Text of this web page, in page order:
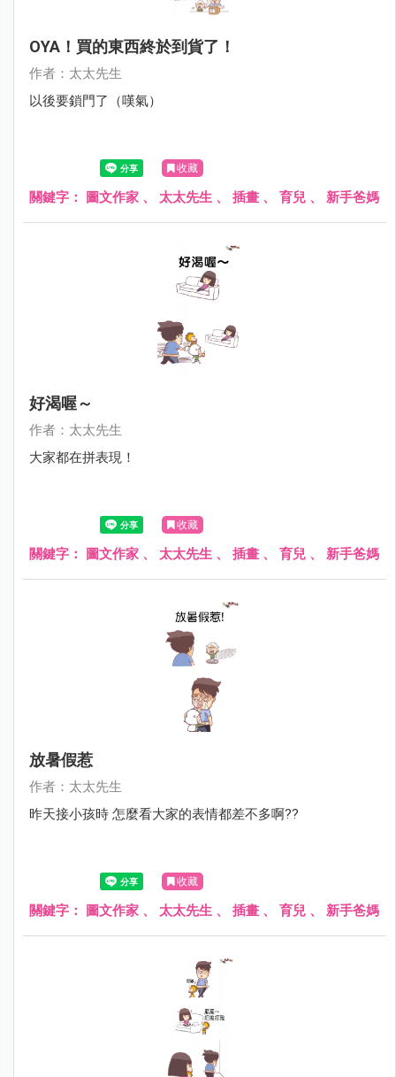
OYA！買的東西終於到貨了！
作者：太太先生
以後要鎖門了（嘆氣）
收藏
關鍵字： 圖文作家 、 太太先生 、 插畫 、 育兒 、 新手爸媽
好渴喔～
作者：太太先生
大家都在拼表現！
收藏
關鍵字： 圖文作家 、 太太先生 、 插畫 、 育兒 、 新手爸媽
放暑假惹
作者：太太先生
昨天接小孩時 怎麼看大家的表情都差不多啊??
收藏
關鍵字： 圖文作家 、 太太先生 、 插畫 、 育兒 、 新手爸媽